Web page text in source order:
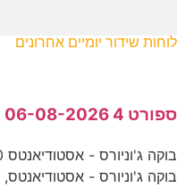
לוחות שידור יומיים אחרונים
ספורט 4 06-08-2026
בוקה ג'וניורס -